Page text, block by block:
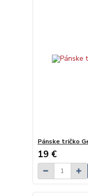
Pánske tričko
19 €